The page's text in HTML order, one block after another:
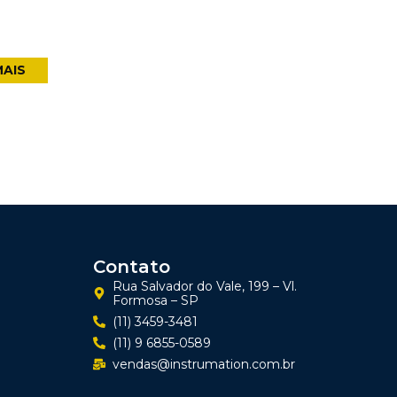
Contato
Rua Salvador do Vale, 199 – Vl.
Formosa – SP
(11) 3459-3481
(11) 9 6855-0589
vendas@instrumation.com.br